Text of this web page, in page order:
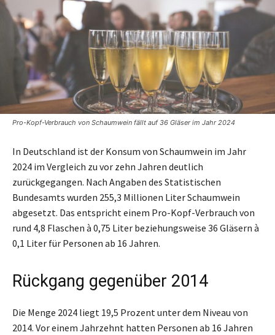
Pro-Kopf-Verbrauch von Schaumwein fällt auf 36 Gläser im Jahr 2024
In Deutschland ist der Konsum von Schaumwein im Jahr
2024 im Vergleich zu vor zehn Jahren deutlich
zurückgegangen. Nach Angaben des Statistischen
Bundesamts wurden 255,3 Millionen Liter Schaumwein
abgesetzt. Das entspricht einem Pro-Kopf-Verbrauch von
rund 4,8 Flaschen à 0,75 Liter beziehungsweise 36 Gläsern à
0,1 Liter für Personen ab 16 Jahren.
Rückgang gegenüber 2014
Die Menge 2024 liegt 19,5 Prozent unter dem Niveau von
2014. Vor einem Jahrzehnt hatten Personen ab 16 Jahren